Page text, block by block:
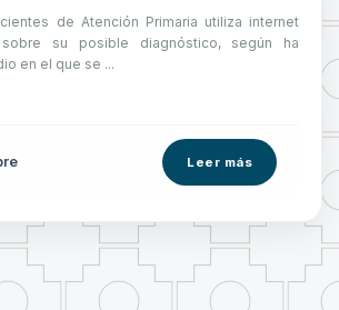
de Atención Primaria utiliza internet
sobre su posible diagnóstico, según ha
en el que se ...
Leer más